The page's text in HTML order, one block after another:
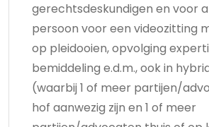
gerechtsdeskundigen en voor
persoon voor een videozitting
op pleidooien, opvolging
bemiddeling e.d.m., ook in
(waarbij 1 of meer partijen/
hof aanwezig zijn en 1 of meer